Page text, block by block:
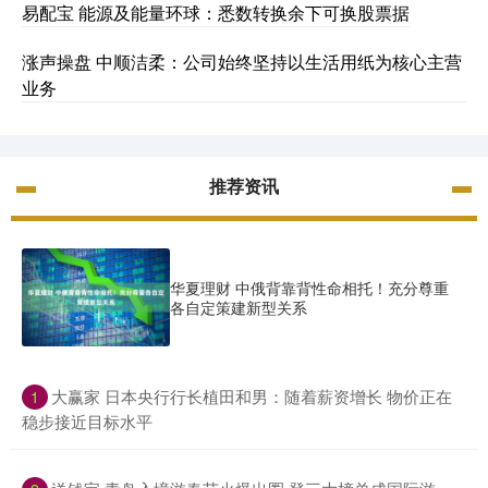
易配宝 能源及能量环球：悉数转换余下可换股票据
涨声操盘 中顺洁柔：公司始终坚持以生活用纸为核心主营
业务
推荐资讯
华夏理财 中俄背靠背性命相托！充分尊重
各自定策建新型关系
1
​大赢家 日本央行行长植田和男：随着薪资增长 物价正在
稳步接近目标水平